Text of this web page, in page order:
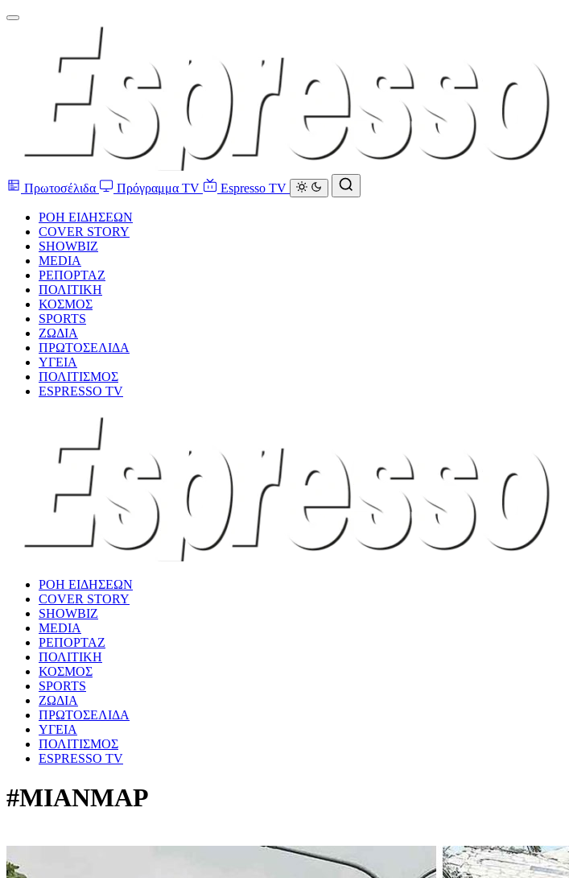
Πρωτοσέλιδα Πρόγραμμα TV Espresso TV
ΡΟΗ ΕΙΔΗΣΕΩΝ
COVER STORY
SHOWBIZ
MEDIA
ΡΕΠΟΡΤΑΖ
ΠΟΛΙΤΙΚΗ
ΚΟΣΜΟΣ
SPORTS
ΖΩΔΙΑ
ΠΡΩΤΟΣΕΛΙΔΑ
ΥΓΕΙΑ
ΠΟΛΙΤΙΣΜΟΣ
ESPRESSO TV
ΡΟΗ ΕΙΔΗΣΕΩΝ
COVER STORY
SHOWBIZ
MEDIA
ΡΕΠΟΡΤΑΖ
ΠΟΛΙΤΙΚΗ
ΚΟΣΜΟΣ
SPORTS
ΖΩΔΙΑ
ΠΡΩΤΟΣΕΛΙΔΑ
ΥΓΕΙΑ
ΠΟΛΙΤΙΣΜΟΣ
ESPRESSO TV
#ΜΙΑΝΜΑΡ